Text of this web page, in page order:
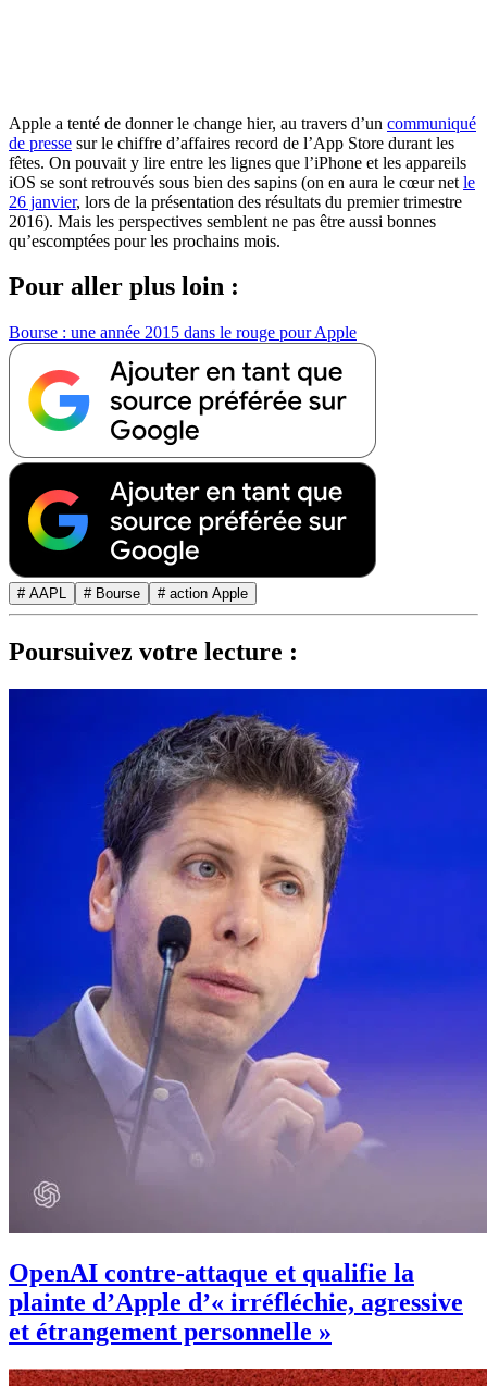
Apple a tenté de donner le change hier, au travers d’un communiqué
de presse sur le chiffre d’affaires record de l’App Store durant les
fêtes. On pouvait y lire entre les lignes que l’iPhone et les appareils
iOS se sont retrouvés sous bien des sapins (on en aura le cœur net le
26 janvier, lors de la présentation des résultats du premier trimestre
2016). Mais les perspectives semblent ne pas être aussi bonnes
qu’escomptées pour les prochains mois.
Pour aller plus loin :
Bourse : une année 2015 dans le rouge pour Apple
# AAPL # Bourse # action Apple
Poursuivez votre lecture :
OpenAI contre-attaque et qualifie la
plainte d’Apple d’« irréfléchie, agressive
et étrangement personnelle »